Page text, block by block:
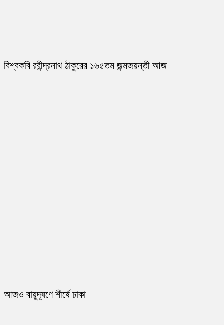
বিশ্বকবি রবীন্দ্রনাথ ঠাকুরের ১৬৫তম জন্মজয়ন্তী আজ
আজও বায়ুদূষণে শীর্ষে ঢাকা